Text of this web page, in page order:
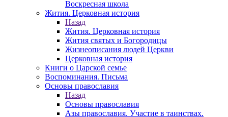
Воскресная школа
Жития. Церковная история
Назад
Жития. Церковная история
Жития святых и Богородицы
Жизнеописания людей Церкви
Церковная история
Книги о Царской семье
Воспоминания. Письма
Основы православия
Назад
Основы православия
Азы православия. Участие в таинствах.